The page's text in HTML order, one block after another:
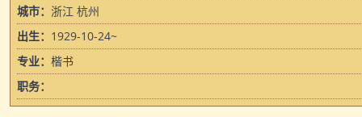
城市： 浙江 杭州
出生： 1929-10-24~
专业： 楷书
职务：